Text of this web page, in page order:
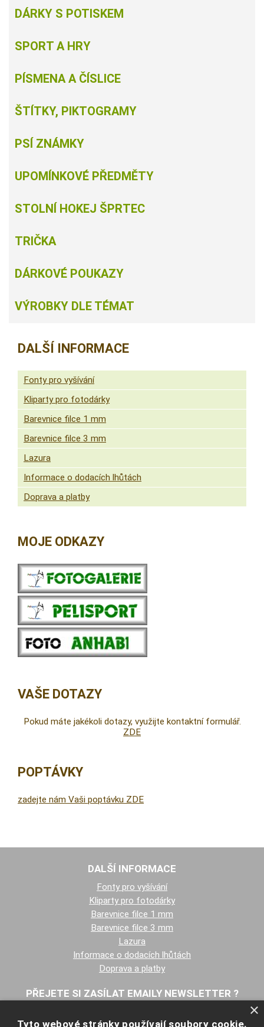
DÁRKY S POTISKEM
SPORT A HRY
PÍSMENA A ČÍSLICE
ŠTÍTKY, PIKTOGRAMY
PSÍ ZNÁMKY
UPOMÍNKOVÉ PŘEDMĚTY
STOLNÍ HOKEJ ŠPRTEC
TRIČKA
DÁRKOVÉ POUKAZY
VÝROBKY DLE TÉMAT
DALŠÍ INFORMACE
Fonty pro vyšívání
Kliparty pro fotodárky
Barevnice filce 1 mm
Barevnice filce 3 mm
Lazura
Informace o dodacích lhůtách
Doprava a platby
MOJE ODKAZY
VAŠE DOTAZY
Pokud máte jakékoli dotazy, využijte kontaktní formulář.
ZDE
POPTÁVKY
zadejte nám Vaši poptávku ZDE
DALŠÍ INFORMACE
Fonty pro vyšívání
Kliparty pro fotodárky
Barevnice filce 1 mm
Barevnice filce 3 mm
Lazura
Informace o dodacích lhůtách
Doprava a platby
PŘEJETE SI ZASÍLAT EMAILY NEWSLETTER ?
×
Tyto webové stránky používají soubory cookie.